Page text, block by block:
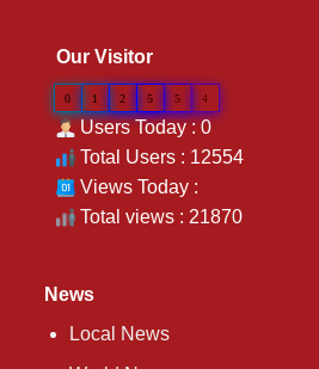
News
Local News
Our Visitor
0 1 2 5 5 4
Users Today : 0
Total Users : 12554
Views Today :
Total views : 21870